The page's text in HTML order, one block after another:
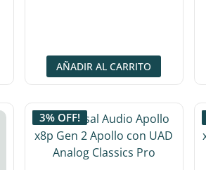
AÑADIR AL CARRITO
3% OFF!